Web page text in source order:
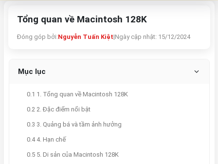
Tổng quan về Macintosh 128K
Đóng góp bởi:Nguyễn Tuấn Kiệt|Ngày cập nhật: 15/12/2024
Mục lục
0.1 1. Tổng quan về Macintosh 128K
0.2 2. Đặc điểm nổi bật
0.3 3. Quảng bá và tầm ảnh hưởng
0.4 4. Hạn chế
0.5 5. Di sản của Macintosh 128K